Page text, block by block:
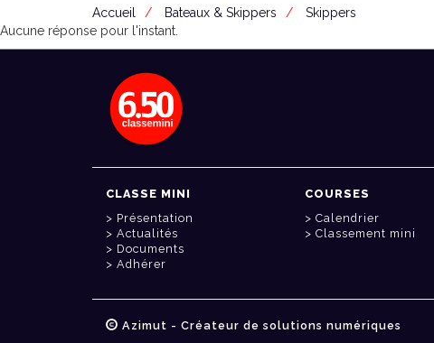
Accueil Bateaux & Skippers
Skippers
Aucune réponse pour l'instant.
CLASSE MINI
Présentation
Actualités
Documents
Adhérer
COURSES
Calendrier
Classement mini
Azimut - Créateur de solutions numériques